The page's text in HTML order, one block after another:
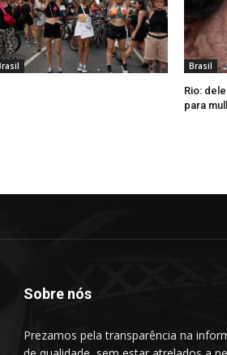
Brasil
Rio:
para
Sobre nós
Prezamos pela transparência na